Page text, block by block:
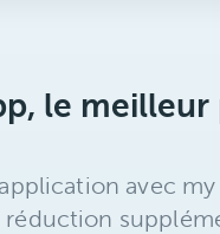
le
avec